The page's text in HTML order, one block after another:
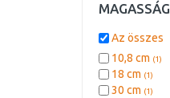
MAGASSÁG
Az összes
10,8 cm (1)
18 cm (1)
30 cm (1)